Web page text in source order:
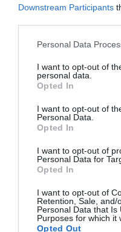
Downstream Participants
Please note that this
not limited to your visit or
grant or deny consent to
use your data for below
consent section.
Personal Data
I want to opt-out of
personal data.
Opted In
I want to opt-out of
Personal Data.
Opted In
I want to opt-out of
Personal Data for
Opted In
I want to opt-out of
Retention, Sale, and/
Personal Data that Is
Purposes for which it
Opted Out
Belülről már
Új képek a